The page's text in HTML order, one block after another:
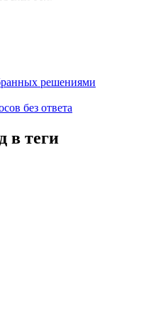
решениями
без ответа
в теги